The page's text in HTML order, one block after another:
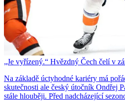
„Je vyřízený.“ Hvězdný Čech čelí v
Na základě úctyhodné kariéry má
skutečnosti ale český útočník Ondřej
stále hlouběji. Před nadcházející